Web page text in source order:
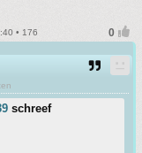
• 176
schreef